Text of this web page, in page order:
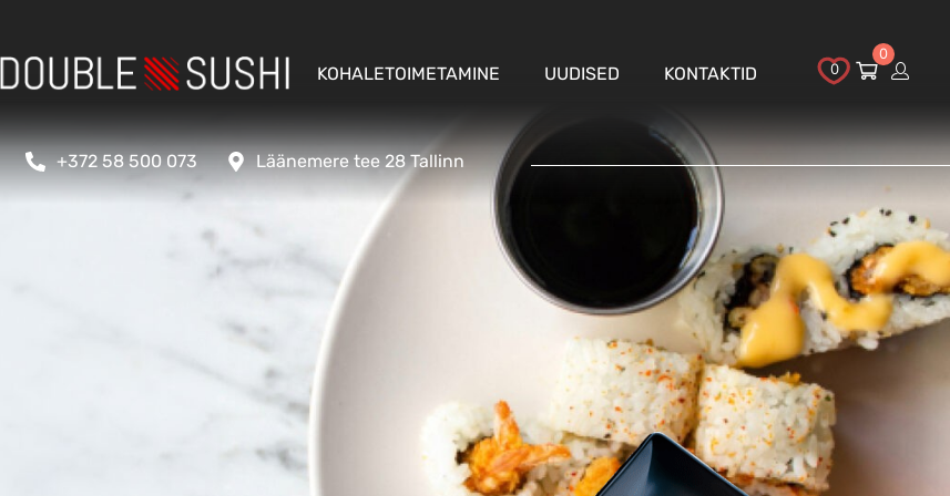
KOHALETOIMETAMINE UUDISED KONTAKTID 0
0
+372 58 500 073 Läänemere tee 28 Tallinn